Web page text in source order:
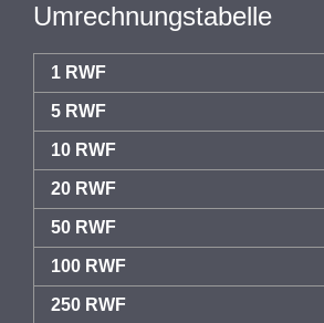
Umrechnungstabelle
1 RWF
5 RWF
10 RWF
20 RWF
50 RWF
100 RWF
250 RWF